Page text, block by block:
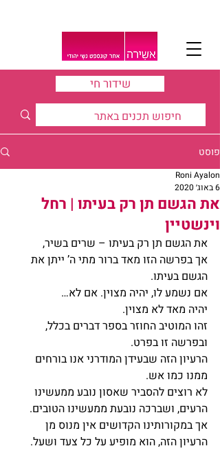
שידור חי
פוסט
את הגשם תן רק בעיתו | רחל
וינשטיין
Roni Ayalon
6 באוג׳ 2020
את הגשם תן רק בעיתו – שרים בשיר,
אך בפרשה הזו מאד ברור מתי ה’ ייתן את
הגשם בעיתו.
אם נשמע לו, יהיה מצוין. אם לא…
יהיה מאד לא מצוין.
זהו המוטיב החוזר בספר דברים בכלל,
ובפרשה זו בפרט.
הרעיון הזה שבעידן המודרני אנו בורחים
ממנו כמו אש.
לא רוצים להסביר שאסון נובע ממעשינו
הרעים, ושברכה נובעת ממעשינו הטובים.
אך במקורותינו הקדושים אין מנוס מן
הרעיון הזה, הוא מופיע על כל צעד ושעל.